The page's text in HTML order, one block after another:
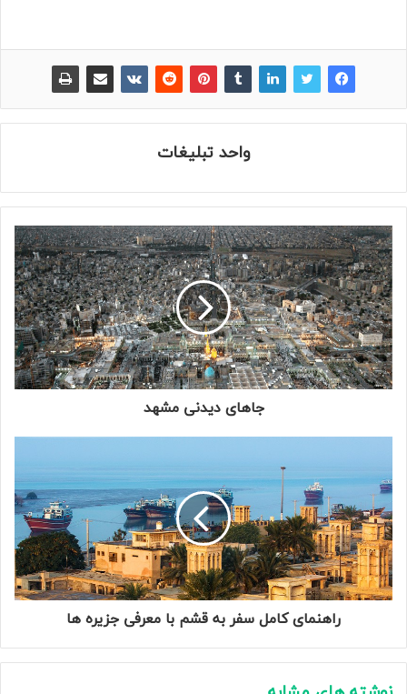
واحد تبلیغات
جاهای دیدنی مشهد
راهنمای کامل سفر به قشم با معرفی جزیره ها